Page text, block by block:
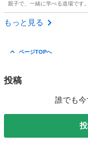
親子で、一緒に学べる道場です
愛知 岡崎市
もっと見る
ページTOPへ
投稿
誰でも